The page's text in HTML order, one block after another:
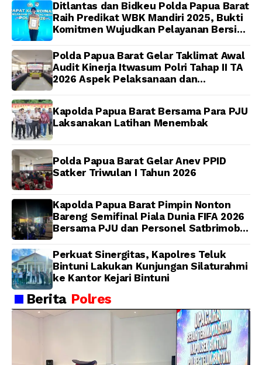
Papua Barat Yanto
Idorway Telah Matang,
Pelaksanaan
Dijadwalkan Kamis
Toleransi bagi Oknum
Anggota
Ditlantas dan Bidkeu Polda Papua Barat
Raih Predikat WBK Mandiri 2025, Bukti
Komitmen Wujudkan Pelayanan Bersih
Polda Papua Barat Gelar Taklimat Awal
Audit Kinerja Itwasum Polri Tahap II TA
2026 Aspek Pelaksanaan dan
Kapolda Papua Barat Bersama Para PJU
Laksanakan Latihan Menembak
Polda Papua Barat Gelar Anev PPID
Satker Triwulan I Tahun 2026
Kapolda Papua Barat Pimpin Nonton
Bareng Semifinal Piala Dunia FIFA 2026
Bersama PJU dan Personel Satbrimob
Perkuat Sinergitas, Kapolres Teluk
Bintuni Lakukan Kunjungan Silaturahmi
ke Kantor Kejari Bintuni
Berita Polres